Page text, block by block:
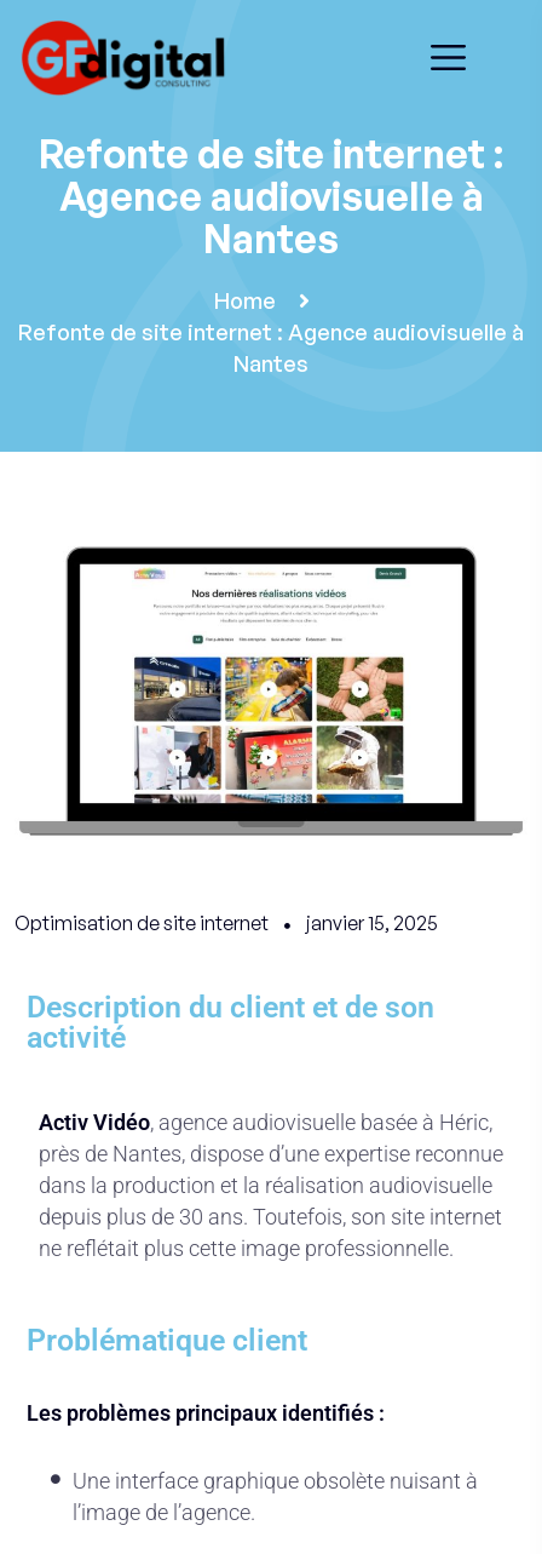
Refonte de site internet :
Agence audiovisuelle à
Nantes
Home
Refonte de site internet : Agence audiovisuelle à
Nantes
Optimisation de site internet janvier 15, 2025
Description du client et de son
activité
Activ Vidéo, agence audiovisuelle basée à Héric,
près de Nantes, dispose d’une expertise reconnue
dans la production et la réalisation audiovisuelle
depuis plus de 30 ans. Toutefois, son site internet
ne reflétait plus cette image professionnelle.
Problématique client
Les problèmes principaux identifiés :
Une interface graphique obsolète nuisant à
l’image de l’agence.